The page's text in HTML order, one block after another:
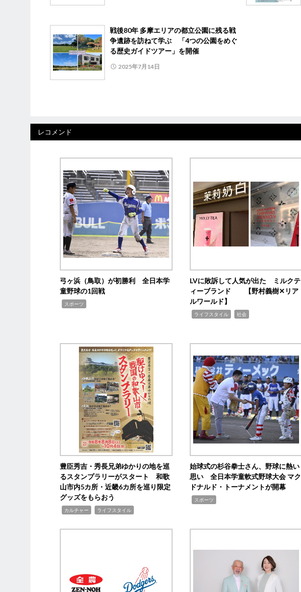
戦後80年 多摩エリアの都立公園に残る戦
争遺跡を訪ねて学ぶ 「4つの公園をめぐ
る歴史ガイドツアー」を開催
2025年7月14日
レコメンド
弓ヶ浜（鳥取）が初勝利 全日本学
童野球の1回戦
スポーツ
LVに敗訴して人気が出た ミルクテ
ィーブランド 【野村義樹✕リア
ルワールド】
ライフスタイル 社会
豊臣秀吉・秀長兄弟ゆかりの地を巡
るスタンプラリーがスタート 和歌
山市内5カ所・近畿6カ所を巡り限定
グッズをもらおう
カルチャー ライフスタイル
始球式の杉谷拳士さん、野球に熱い
思い 全日本学童軟式野球大会 マク
ドナルド・トーナメントが開幕
スポーツ